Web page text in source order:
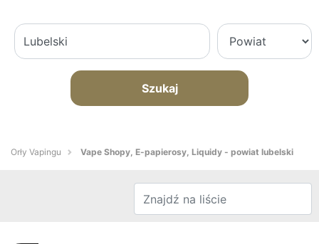
Szukaj
Orły Vapingu Vape Shopy, E-papierosy, Liquidy - powiat lubelski